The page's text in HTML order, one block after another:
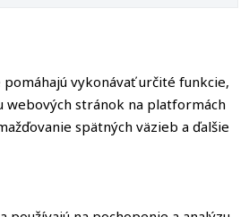
vykonávať určité funkcie,
webových stránok na platformách
spätných väzieb a ďalšie